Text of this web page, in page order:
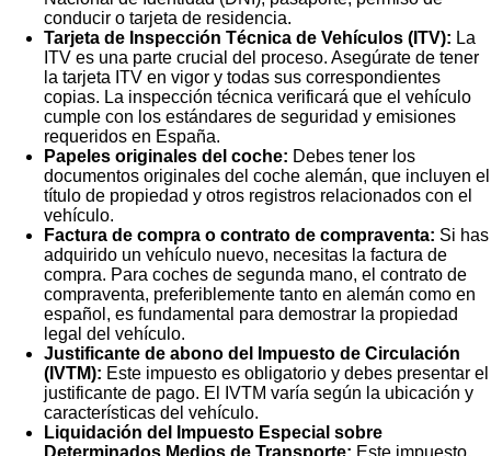
conducir o tarjeta de residencia.
Tarjeta de Inspección Técnica de Vehículos (ITV): La
ITV es una parte crucial del proceso. Asegúrate de tener
la tarjeta ITV en vigor y todas sus correspondientes
copias. La inspección técnica verificará que el vehículo
cumple con los estándares de seguridad y emisiones
requeridos en España.
Papeles originales del coche: Debes tener los
documentos originales del coche alemán, que incluyen el
título de propiedad y otros registros relacionados con el
vehículo.
Factura de compra o contrato de compraventa: Si has
adquirido un vehículo nuevo, necesitas la factura de
compra. Para coches de segunda mano, el contrato de
compraventa, preferiblemente tanto en alemán como en
español, es fundamental para demostrar la propiedad
legal del vehículo.
Justificante de abono del Impuesto de Circulación
(IVTM): Este impuesto es obligatorio y debes presentar el
justificante de pago. El IVTM varía según la ubicación y
características del vehículo.
Liquidación del Impuesto Especial sobre
Determinados Medios de Transporte: Este impuesto,